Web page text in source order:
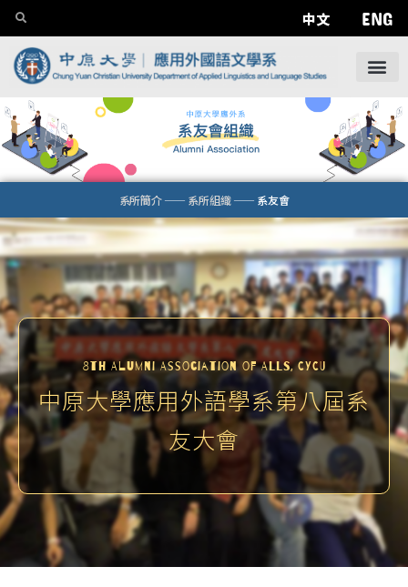
中文 ENG
系所簡介—— 系所組織—— 系友會
8th Alumni Association of ALLS, CYCU
中原大學應用外語學系第八屆系
友大會